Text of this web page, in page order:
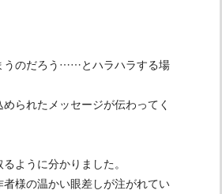
うのだろう……とハラハラする場
られたメッセージが伝わってく
ように分かりました。
様の温かい眼差しが注がれてい